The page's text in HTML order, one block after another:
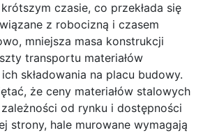
czasie, co przekłada się
z robocizną i czasem
mniejsza masa konstrukcji
transportu materiałów
składowania na placu budowy.
że ceny materiałów stalowych
od rynku i dostępności
strony, hale murowane wymagają